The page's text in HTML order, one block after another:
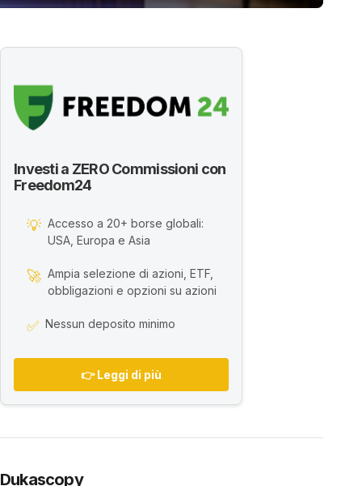
Investi a ZERO Commissioni con
Freedom24
💡 Accesso a 20+ borse globali:
USA, Europa e Asia
🚀 Ampia selezione di azioni, ETF,
obbligazioni e opzioni su azioni
✅ Nessun deposito minimo
👉 Leggi di più
Dukascopy